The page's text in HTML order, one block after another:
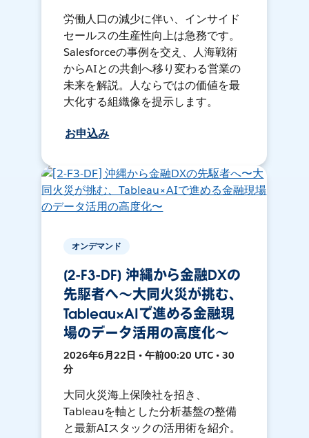
労働人口の減少に伴い、インサイド
セールスの生産性向上は急務です。
Salesforceの事例を交え、人海戦術
からAIとの共創へ移り変わる営業の
未来を解説。人ならではの価値を最
大化する組織像を提示します。
お申込み
オンデマンド
[2-F3-DF] 沖縄から金融DXの
先駆者へ〜大同火災が挑む、
Tableau×AIで進める金融現
場のデータ活用の高度化〜
2026年6月22日 • 午前00:20 UTC • 30
分
大同火災海上保険社を招き、
Tableauを軸とした分析基盤の整備
と最新AIスタックの活用術を紹介。